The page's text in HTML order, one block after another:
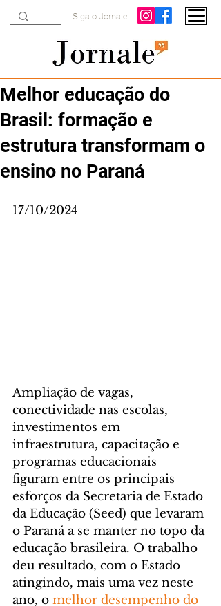
Siga o Jornale
Melhor educação do
Brasil: formação e
estrutura transformam o
ensino no Paraná
17/10/2024
Ampliação de vagas,
conectividade nas escolas,
investimentos em
infraestrutura, capacitação e
programas educacionais
figuram entre os principais
esforços da Secretaria de Estado
da Educação (Seed) que levaram
o Paraná a se manter no topo da
educação brasileira. O trabalho
deu resultado, com o Estado
atingindo, mais uma vez neste
ano, o melhor desempenho do